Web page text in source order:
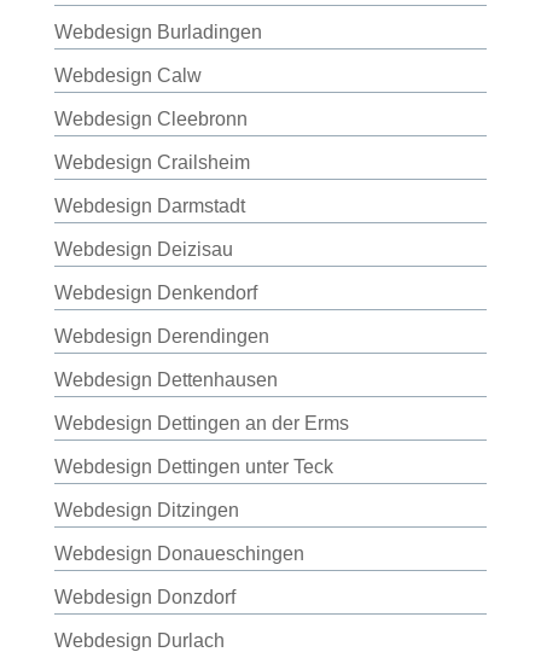
Webdesign Burladingen
Webdesign Calw
Webdesign Cleebronn
Webdesign Crailsheim
Webdesign Darmstadt
Webdesign Deizisau
Webdesign Denkendorf
Webdesign Derendingen
Webdesign Dettenhausen
Webdesign Dettingen an der Erms
Webdesign Dettingen unter Teck
Webdesign Ditzingen
Webdesign Donaueschingen
Webdesign Donzdorf
Webdesign Durlach